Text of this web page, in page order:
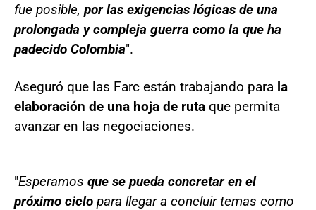
fue posible, por las exigencias lógicas de una
prolongada y compleja guerra como la que ha
padecido Colombia".
Aseguró que las Farc están trabajando para la
elaboración de una hoja de ruta que permita
avanzar en las negociaciones.
"Esperamos que se pueda concretar en el
próximo ciclo para llegar a concluir temas como